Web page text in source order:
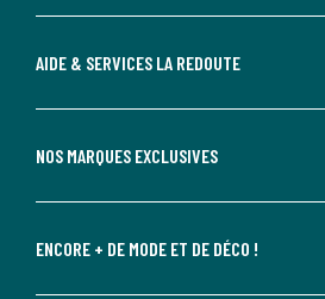
AIDE & SERVICES LA REDOUTE
NOS MARQUES EXCLUSIVES
ENCORE + DE MODE ET DE DÉCO !